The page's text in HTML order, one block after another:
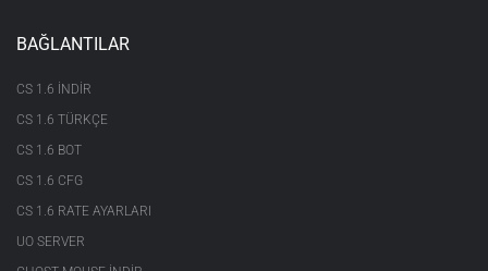
BAĞLANTILAR
CS 1.6 INDIR
CS 1.6 TÜRKÇE
CS 1.6 BOT
CS 1.6 CFG
CS 1.6 RATE AYARLARI
UO SERVER